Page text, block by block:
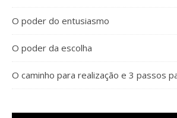
O poder do entusiasmo
O poder da escolha
O caminho para realização e 3 passos